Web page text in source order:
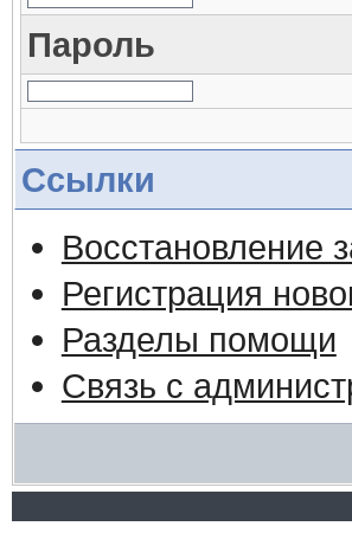
Пароль
Ссылки
Восстановление
Регистрация
Разделы помощи
Связь с